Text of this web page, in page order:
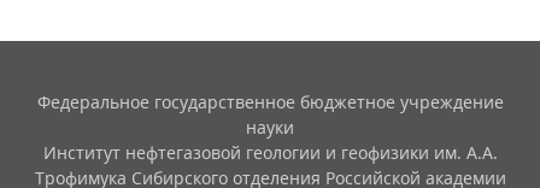
Федеральное государственное бюджетное учреждение
науки
Институт нефтегазовой геологии и геофизики им. А.А.
Трофимука Сибирского отделения Российской академии